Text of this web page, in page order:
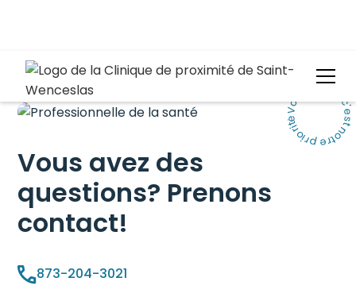
Vous avez des
questions? Prenons
contact!
873-204-3021
Votre santé, c'est notre priorité.